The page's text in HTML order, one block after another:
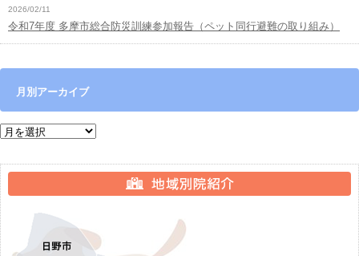
2026/02/11
令和7年度 多摩市総合防災訓練参加報告（ペット同行避難の取り組み）
月別アーカイブ
月別アーカイブ